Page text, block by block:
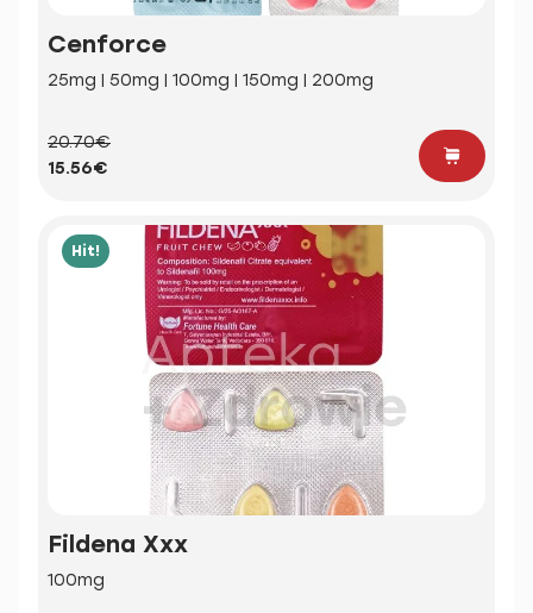
Cenforce
25mg | 50mg | 100mg | 150mg | 200mg
20.70€
15.56€
Hit!
Fildena Xxx
100mg